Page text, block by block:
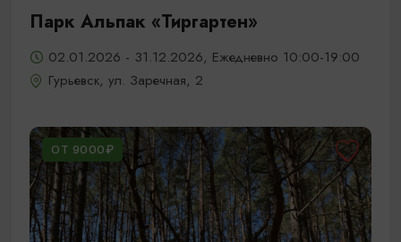
Парк Альпак «Тиргартен»
02.01.2026 - 31.12.2026, Ежедневно 10:00-19:00
Гурьевск, ул. Заречная, 2
ОТ 9000₽